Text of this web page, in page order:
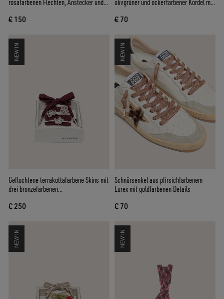
€ 150 € 70
NEW IN
Geflochtene terrakottafarbene Skins mit
drei bronzefarbenen
€ 250
NEW IN
Schnürsenkel aus pfirsichfarbenem
Lurex mit goldfarbenen Details
€ 70
NEW IN NEW IN